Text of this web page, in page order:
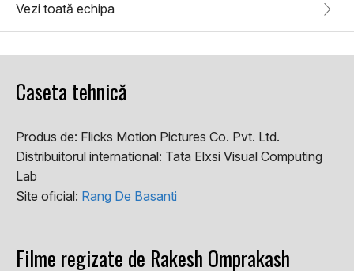
Vezi toată echipa
Caseta tehnică
Produs de: Flicks Motion Pictures Co. Pvt. Ltd.
Distribuitorul international: Tata Elxsi Visual Computing
Lab
Site oficial: Rang De Basanti
Filme regizate de Rakesh Omprakash